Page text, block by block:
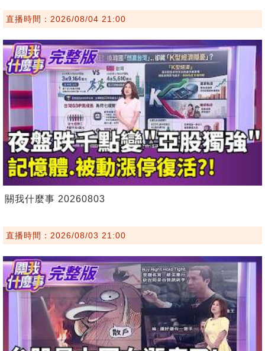
直播時間：2026/08/04 21:00
關我什麼事 20260803
直播時間：2026/08/03 21:00